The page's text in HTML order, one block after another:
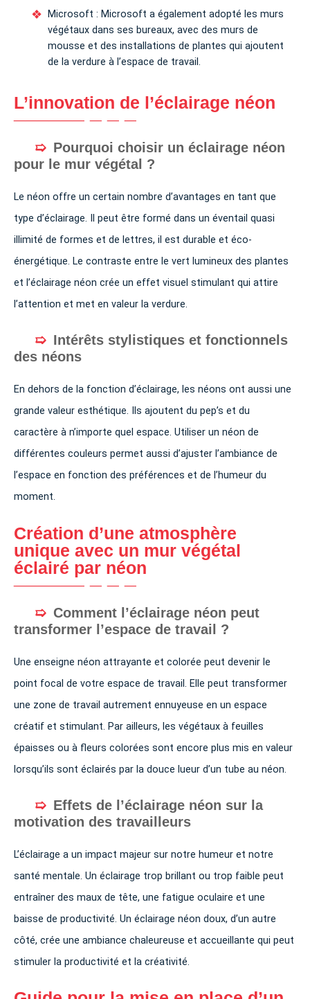
Microsoft : Microsoft a également adopté les murs
végétaux dans ses bureaux, avec des murs de
mousse et des installations de plantes qui ajoutent
de la verdure à l’espace de travail.
L’innovation de l’éclairage néon
Pourquoi choisir un éclairage néon
pour le mur végétal ?
Le néon offre un certain nombre d’avantages en tant que
type d’éclairage. Il peut être formé dans un éventail quasi
illimité de formes et de lettres, il est durable et éco-
énergétique. Le contraste entre le vert lumineux des plantes
et l’éclairage néon crée un effet visuel stimulant qui attire
l’attention et met en valeur la verdure.
Intérêts stylistiques et fonctionnels
des néons
En dehors de la fonction d’éclairage, les néons ont aussi une
grande valeur esthétique. Ils ajoutent du pep’s et du
caractère à n’importe quel espace. Utiliser un néon de
différentes couleurs permet aussi d’ajuster l’ambiance de
l’espace en fonction des préférences et de l’humeur du
moment.
Création d’une atmosphère
unique avec un mur végétal
éclairé par néon
Comment l’éclairage néon peut
transformer l’espace de travail ?
Une enseigne néon attrayante et colorée peut devenir le
point focal de votre espace de travail. Elle peut transformer
une zone de travail autrement ennuyeuse en un espace
créatif et stimulant. Par ailleurs, les végétaux à feuilles
épaisses ou à fleurs colorées sont encore plus mis en valeur
lorsqu’ils sont éclairés par la douce lueur d’un tube au néon.
Effets de l’éclairage néon sur la
motivation des travailleurs
L’éclairage a un impact majeur sur notre humeur et notre
santé mentale. Un éclairage trop brillant ou trop faible peut
entraîner des maux de tête, une fatigue oculaire et une
baisse de productivité. Un éclairage néon doux, d’un autre
côté, crée une ambiance chaleureuse et accueillante qui peut
stimuler la productivité et la créativité.